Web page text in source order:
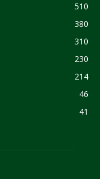
510
380
310
230
214
46
41